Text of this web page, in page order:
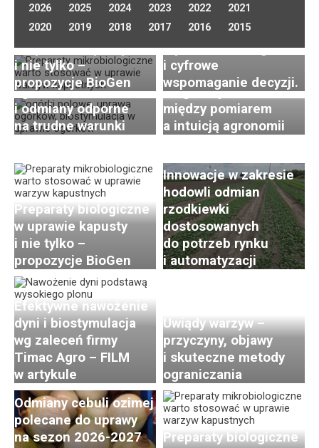
2026 2025 2024 2023 2022
2021
2020
2019 2018 2017 2016 2015
Preparaty biologiczne
w uprawie kapusty
i nie tylko –
propozycje BioGen
nawadniania w uprawie
warzyw polowych.
Wybór technologii
i cyfrowe
wspomaganie decyzji.
Uprawa ogórków
(polowych) –
wyzwania, nowoczesna
agrotechnika
i odmiany odporne
na trudne warunki
Diagnostyka roślin –
między pomiarem
a intuicją agronomii
Preparaty biologiczne
w uprawie kapusty
i nie tylko –
propozycje BioGen
Postępy i trendy
Innowacje w zakresie
hodowli odmian
rzodkiewki
dostosowanych
do potrzeb rynku
i automatyzacji
Efektywne nawożenie
dyni i biostymulacja
wg zaleceń firmy
Timac Agro – FILM
w artykule
Uwiądy warzyw –
przyczyny, objawy
i skuteczne metody
ograniczania
Odmiany cebuli ozimej
polecane do uprawy
na sezon 2026-2027
Preparaty biologiczne